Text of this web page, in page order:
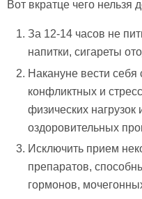
Вот вкратце чего нельзя
За 12-14 часов не
напитки, сигареты
Накануне вести себя
конфликтных и
физических нагрузок
оздоровительных
Исключить прием
препаратов,
гормонов,